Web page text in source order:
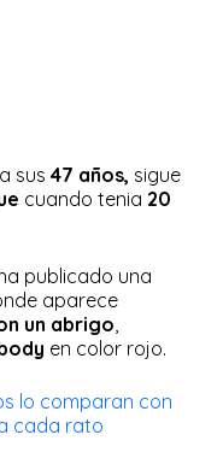
sus47 años, sigue
cuando tenia 20
publicado una
aparece
un abrigo
en color rojo.
lo comparan con
cada rato